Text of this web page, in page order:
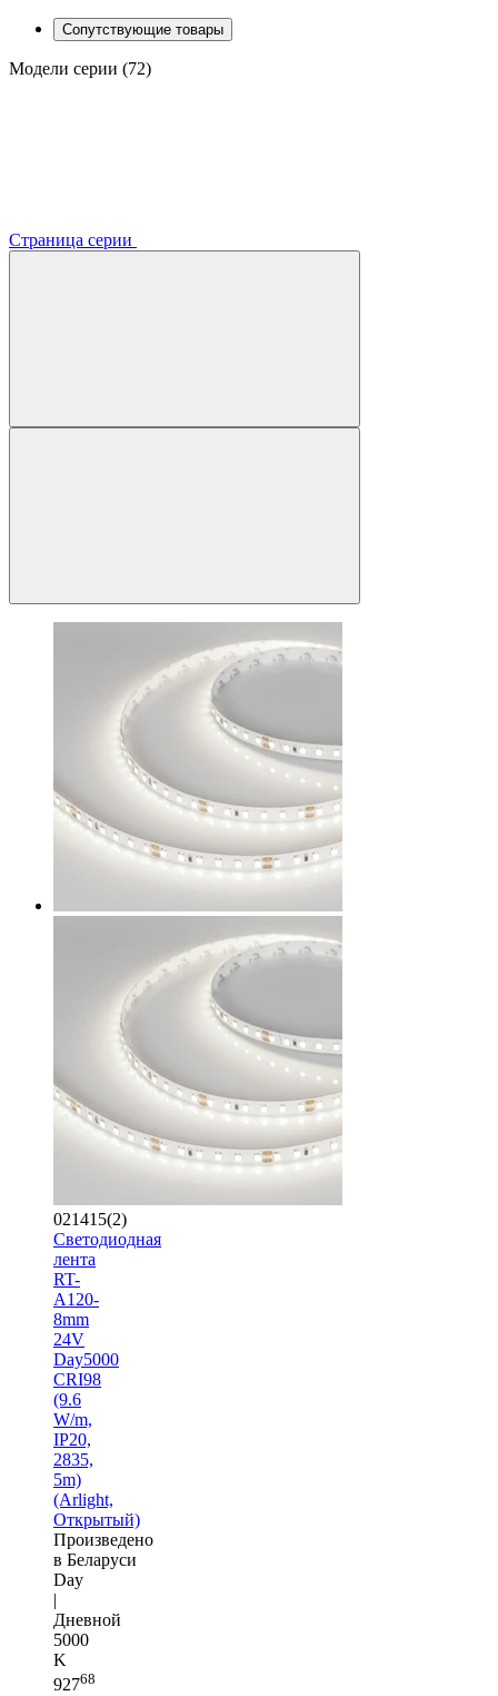
Сопутствующие товары
Модели серии (72)
Страница серии
021415(2)
Светодиодная
лента
RT-
A120-
8mm
24V
Day5000
CRI98
(9.6
W/m,
IP20,
2835,
5m)
(Arlight,
Открытый)
Произведено
в Беларуси
Day
|
Дневной
5000
K
92768